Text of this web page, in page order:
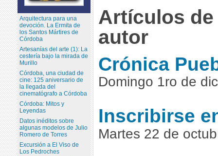
Artículos
autor
Crónica
Domingo 1ro de
Inscribirse
Martes 22 de
Arquitectura para una
devoción. La Ermita de
los Santos Mártires de
Córdoba
Artesanías del arte (1): La
cestería bajo la mirada de
Murillo
Córdoba, una ciudad de
cine: 125 aniversario de
la llegada del
cinematógrafo a Córdoba
Córdoba: Mitos y
Leyendas
Datos inéditos sobre
algunas modelos de Julio
Romero de Torres
Excursión a El Viso de
Los Pedroches